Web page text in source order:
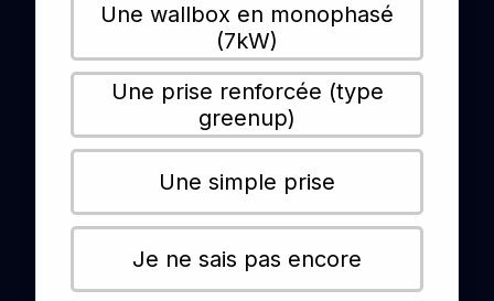
Une wallbox en monophasé
(7kW)
Une prise renforcée (type
greenup)
Une simple prise
Je ne sais pas encore